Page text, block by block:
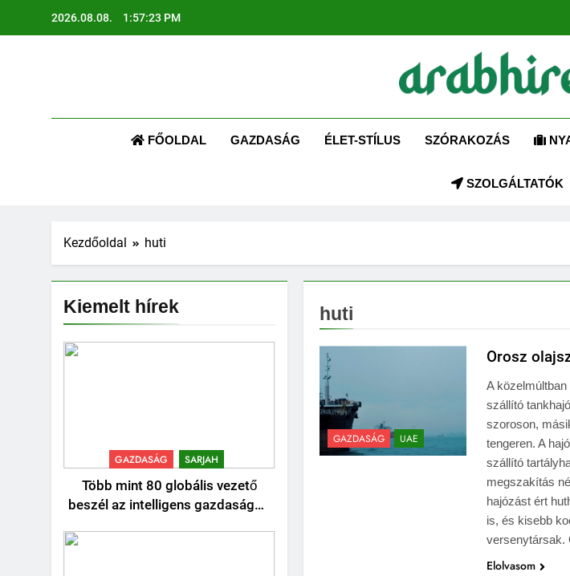
2026.08.08. 1:57:24 PM
Kapcsolódj az Arab Világhoz – Naprakész
FŐOLDAL GAZDASÁG ÉLET-STÍLUS SZÓRAKOZÁS
SZOLGÁLTATÓK
Kezdőoldal huti
Kiemelt hírek
GAZDASÁG SARJAH
Több mint 80 globális vezető
beszél az intelligens gazdaságok
huti
GAZDASÁG UAE
Orosz
A
szállító
szoroson,
tengeren. A
szállító
megszakítás
hajózást ért
is, és kisebb
Elolvasom